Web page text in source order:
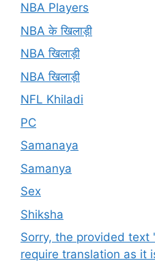
NBA Players
NBA के खिलाड़ी
NBA खिलाड़ी
NBA खिलाड़ी
NFL Khiladi
PC
Samanaya
Samanya
Sex
Shiksha
Sorry, the provided text
require translation as it